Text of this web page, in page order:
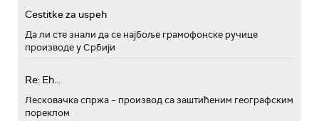
Cestitke za uspeh
Да ли сте знали да се најбоље грамофонске ручице
производе у Србији
Re: Eh...
Лесковачка спржа – производ са заштићеним географским
пореклом